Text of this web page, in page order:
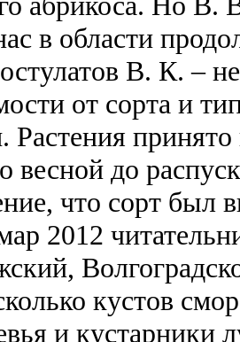
в области
В. К. –
от сорта и
Растения
весной до
что сорт был
2012
кустов
и кустарники